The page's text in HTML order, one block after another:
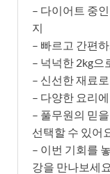
– 다이어트 중
지
– 빠르고 간편
– 넉넉한 2kg으
– 신선한 재료
– 다양한 요리
– 풀무원의 믿
선택할 수 있어
– 이번 기회를
강을 만나보세